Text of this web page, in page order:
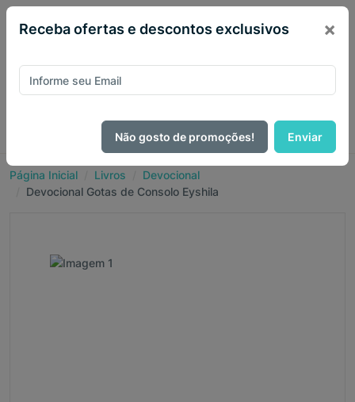
Página Inicial Livros
Devocional
Devocional Gotas de Consolo Eyshila
Receba ofertas e descontos exclusivos ×
Não gosto de promoções! Enviar